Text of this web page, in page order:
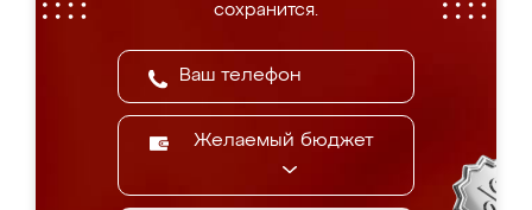
сохранится.
Желаемый бюджет